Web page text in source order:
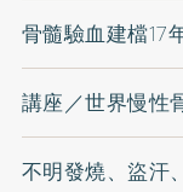
骨髓驗血建檔
講座／世界慢性
不明發燒、盜汗